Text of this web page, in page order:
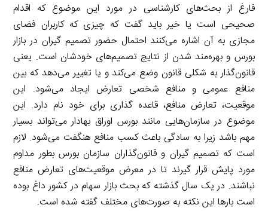
فارغ از بحث‌های کارشناسی در مورد این موضوع که اقدام
صحیحی است یا خیر باید گفت که چیزی که کاربران فضای
مجازی به آن اشاره می‌کنند احتمال حضور تصمیم گیران در بازار
بورس و بهره‌مند شدن از نتایج تصمیم‌های خودشان است. یعنی
قانون‌گذار به شکلی قانون وضع می‌کند و یا تغییر می‌دهد که بین
منافع عمومی و منافع شخصی تعارض ایجاد می‌شود. این
موقعیت، تعارض منافع، قاعده گذاری برای خود نام دارد. این
موضوع در سازمان‌هایی مانند بورس اوراق بهادار می‌تواند بسیار
مهم باشد زیرا به سادگی باعث کسب منافع هنگفت می‌شود. لازم
است که تصمیم گیران و قانون‌گذاران سازمان بورس بطور مداوم
مورد پایش قرار گیرند تا در معرض موقعیت‌های تعارض منافع
نباشند. در یک سال گذشته که بحث بازار سهام در کشور داغ بوده
است بارها این نکته به صورت‌های مختلف گفته شده است.